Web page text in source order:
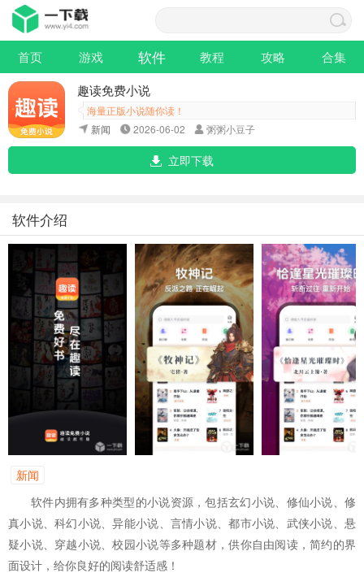
首页 游戏 软件 教程 攻略 合集
趣读免费小说
海量正版小说随你读！
新闻
2026-06-02 粥粥小豆子
立即下载
软件介绍
新闻
软件内拥有多种类型的小说资源，包括玄幻小说、修仙小说、修
真小说、科幻小说、异能小说、言情小说、都市小说、武侠小说、悬
疑小说、穿越小说、校园小说等多种题材，供你自由阅读，简约的界
面设计，给你良好的阅读舒适感！